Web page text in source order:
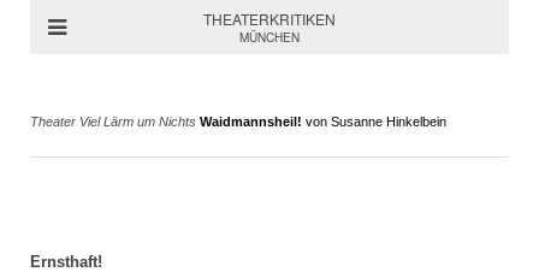
THEATERKRITIKEN
MÜNCHEN
Theater Viel Lärm um Nichts Waidmannsheil! von Susanne Hinkelbein
Ernsthaft!